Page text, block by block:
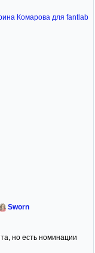
Комарова для fantlab
Sworn
но есть номинации